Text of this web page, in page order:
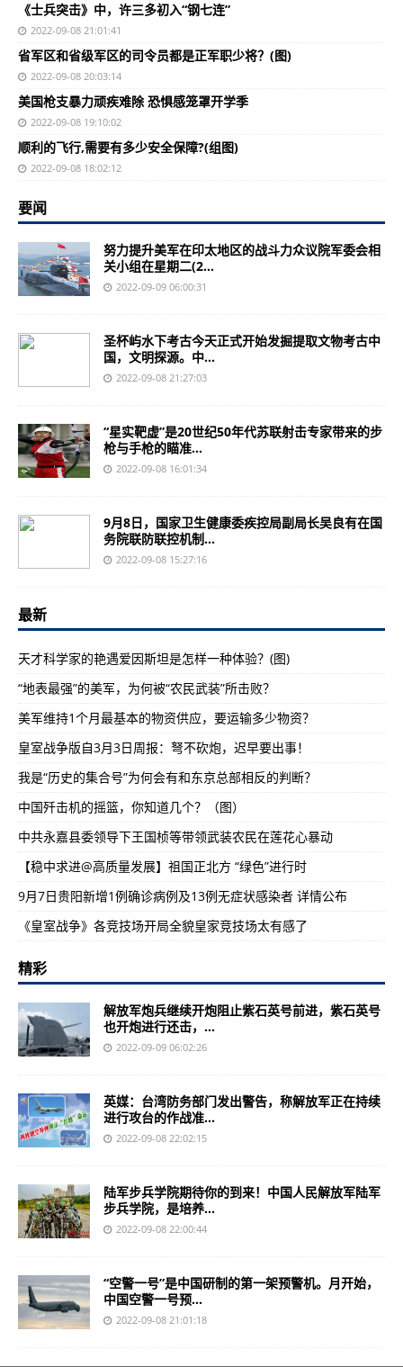
《士兵突击》中，许三多初入“钢七连”
2022-09-08 21:01:41
省军区和省级军区的司令员都是正军职少将？(图)
2022-09-08 20:03:14
美国枪支暴力顽疾难除 恐惧感笼罩开学季
2022-09-08 19:10:02
顺利的飞行,需要有多少安全保障?(组图)
2022-09-08 18:02:12
要闻
努力提升美军在印太地区的战斗力众议院军委会相
关小组在星期二(2...
2022-09-09 06:00:31
圣杯屿水下考古今天正式开始发掘提取文物考古中
国，文明探源。中...
2022-09-08 21:27:03
“星实靶虚”是20世纪50年代苏联射击专家带来的步
枪与手枪的瞄准...
2022-09-08 16:01:34
9月8日，国家卫生健康委疾控局副局长吴良有在国
务院联防联控机制...
2022-09-08 15:27:16
最新
天才科学家的艳遇爱因斯坦是怎样一种体验？(图)
“地表最强”的美军，为何被“农民武装”所击败？
美军维持1个月最基本的物资供应，要运输多少物资？
皇室战争版自3月3日周报：弩不砍炮，迟早要出事！
我是“历史的集合号”为何会有和东京总部相反的判断？
中国歼击机的摇篮，你知道几个？（图）
中共永嘉县委领导下王国桢等带领武装农民在莲花心暴动
【稳中求进@高质量发展】祖国正北方 “绿色”进行时
9月7日贵阳新增1例确诊病例及13例无症状感染者 详情公布
《皇室战争》各竞技场开局全貌皇家竞技场太有感了
精彩
解放军炮兵继续开炮阻止紫石英号前进，紫石英号
也开炮进行还击，...
2022-09-09 06:02:26
英媒：台湾防务部门发出警告，称解放军正在持续
进行攻台的作战准...
2022-09-08 22:02:15
陆军步兵学院期待你的到来！中国人民解放军陆军
步兵学院，是培养...
2022-09-08 22:00:44
“空警一号”是中国研制的第一架预警机。月开始，
中国空警一号预...
2022-09-08 21:01:18